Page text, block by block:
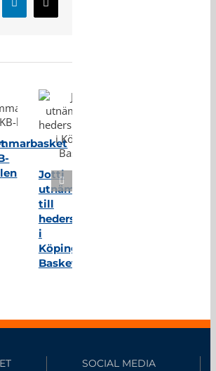
LinkedInE-
post
Jotti
utnämnd
till
hedersmedlem
i
Köping
Basket
SOCIAL MEDIA